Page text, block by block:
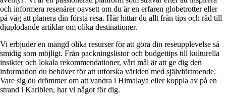
och informera resenärer oavsett om du är en erfaren globetrotter eller
på väg att planera din första resa. Här hittar du allt från tips och råd till
djuplodande artiklar om olika destinationer.
Vi erbjuder en mängd olika resurser för att göra din reseupplevelse så
smidig som möjligt. Från packningslistor och budgettips till kulturella
insikter och lokala rekommendationer, vårt mål är att ge dig den
information du behöver för att utforska världen med självförtroende.
Vare sig du drömmer om att vandra i Himalaya eller koppla av på en
strand i Karibien, har vi något för dig.